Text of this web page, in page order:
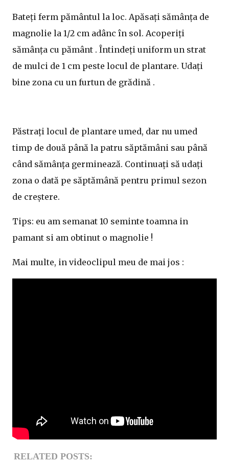
Bateți ferm pământul la loc. Apăsați sămânța de
magnolie la 1/2 cm adânc în sol. Acoperiți
sămânța cu pământ . Întindeți uniform un strat
de mulci de 1 cm peste locul de plantare. Udați
bine zona cu un furtun de grădină .
Păstrați locul de plantare umed, dar nu umed
timp de două până la patru săptămâni sau până
când sămânța germinează. Continuați să udați
zona o dată pe săptămână pentru primul sezon
de creștere.
Tips: eu am semanat 10 seminte toamna in
pamant si am obtinut o magnolie !
Mai multe, in videoclipul meu de mai jos :
RELATED POSTS: